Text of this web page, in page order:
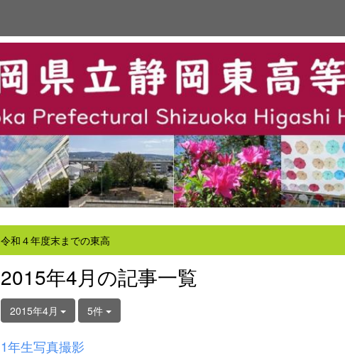
令和４年度末までの東高
2015年4月の記事一覧
2015年4月 5件
1年生写真撮影